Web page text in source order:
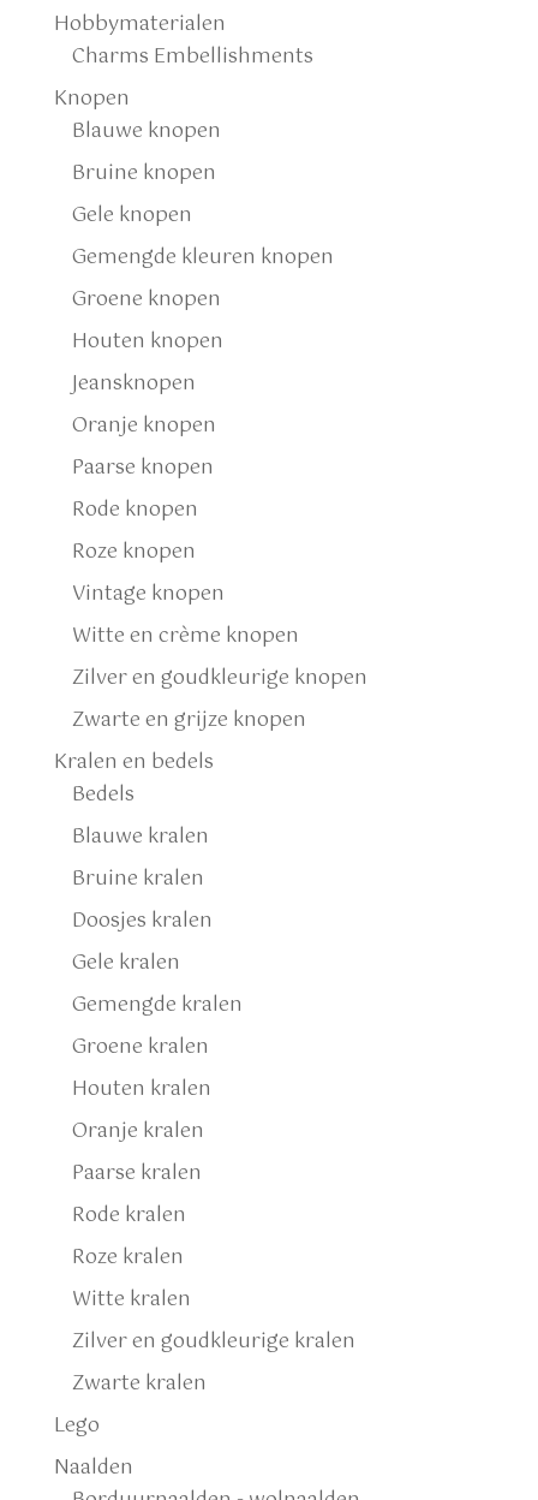
Hobbymaterialen
Charms Embellishments
Knopen
Blauwe knopen
Bruine knopen
Gele knopen
Gemengde kleuren knopen
Groene knopen
Houten knopen
Jeansknopen
Oranje knopen
Paarse knopen
Rode knopen
Roze knopen
Vintage knopen
Witte en crème knopen
Zilver en goudkleurige knopen
Zwarte en grijze knopen
Kralen en bedels
Bedels
Blauwe kralen
Bruine kralen
Doosjes kralen
Gele kralen
Gemengde kralen
Groene kralen
Houten kralen
Oranje kralen
Paarse kralen
Rode kralen
Roze kralen
Witte kralen
Zilver en goudkleurige kralen
Zwarte kralen
Lego
Naalden